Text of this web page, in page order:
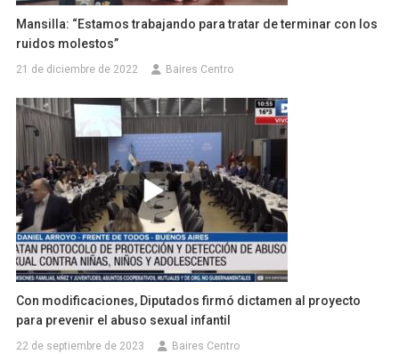
Mansilla: “Estamos trabajando para tratar de terminar con los
ruidos molestos”
21 de diciembre de 2022 Baires Centro
Con modificaciones, Diputados firmó dictamen al proyecto
para prevenir el abuso sexual infantil
22 de septiembre de 2023 Baires Centro